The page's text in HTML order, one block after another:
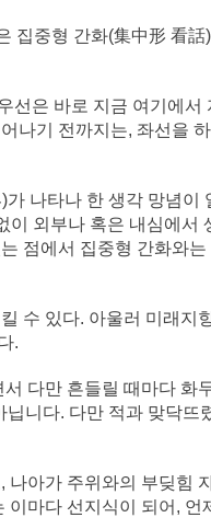
집중형 간화(集中形 看
선은 바로 지금 여기에서
나기 전까지는, 좌선을
나타나 한 생각 망념이
외부나 혹은 내심에서
점에서 집중형 간화와
수 있다. 아울러 미래지
.
다만 흔들릴 때마다 화
니다. 다만 적과 맞닥뜨
아가 주위와의 부딪힘
마다 선지식이 되어, 언